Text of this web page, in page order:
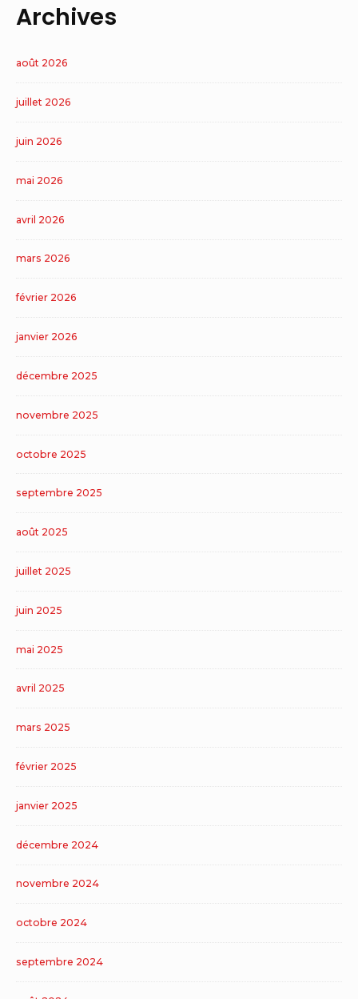
Archives
août 2026
juillet 2026
juin 2026
mai 2026
avril 2026
mars 2026
février 2026
janvier 2026
décembre 2025
novembre 2025
octobre 2025
septembre 2025
août 2025
juillet 2025
juin 2025
mai 2025
avril 2025
mars 2025
février 2025
janvier 2025
décembre 2024
novembre 2024
octobre 2024
septembre 2024